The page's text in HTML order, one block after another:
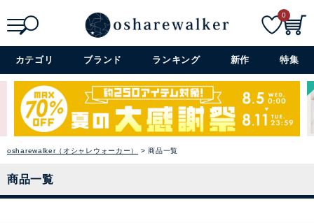
詳細検索+
0
カテゴリ ブランド ランキング 新作 特集
osharewalker（オシャレウォーカー） 商品一覧
商品一覧